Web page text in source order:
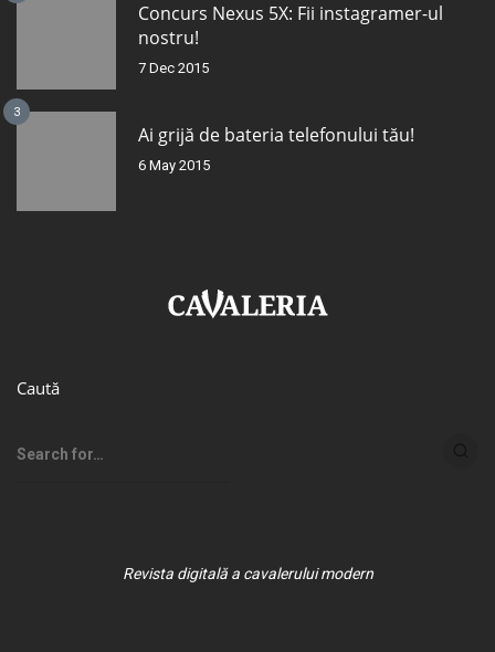
Concurs Nexus 5X: Fii instagramer-ul
nostru!
7 Dec 2015
3
Ai grijă de bateria telefonului tău!
6 May 2015
Caută
Revista digitală a cavalerului modern